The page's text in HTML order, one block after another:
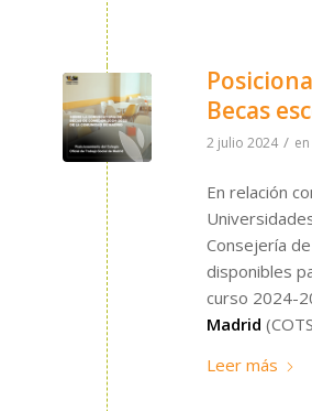
Becas
2 julio 2024 / en
En relación
Consejería
disponibles
curso 2024-
Madrid
Leer más